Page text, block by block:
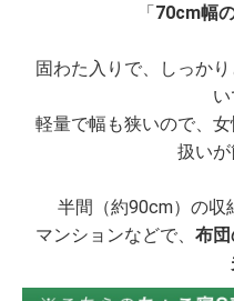
「70cm幅
固わた入りで、しっか
い
軽量で幅も狭いので、
扱いが
半間（約90cm）の収
マンションなどで、 布